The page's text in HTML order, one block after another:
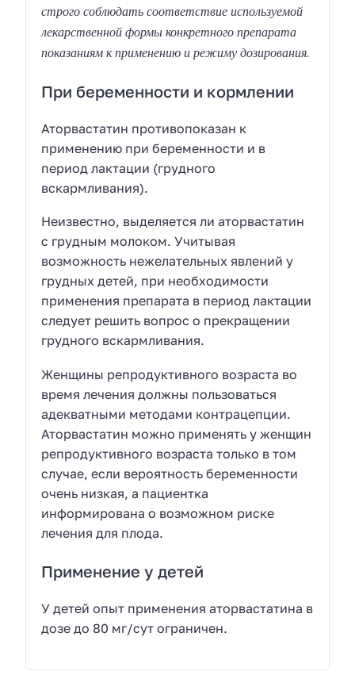
строго соблюдать соответствие используемой
лекарственной формы конкретного препарата
показаниям к применению и режиму дозирования.
При беременности и кормлении
Аторвастатин противопоказан к
применению при беременности и в
период лактации (грудного
вскармливания).
Неизвестно, выделяется ли аторвастатин
с грудным молоком. Учитывая
возможность нежелательных явлений у
грудных детей, при необходимости
применения препарата в период лактации
следует решить вопрос о прекращении
грудного вскармливания.
Женщины репродуктивного возраста во
время лечения должны пользоваться
адекватными методами контрацепции.
Аторвастатин можно применять у женщин
репродуктивного возраста только в том
случае, если вероятность беременности
очень низкая, а пациентка
информирована о возможном риске
лечения для плода.
Применение у детей
У детей опыт применения аторвастатина в
дозе до 80 мг/сут ограничен.